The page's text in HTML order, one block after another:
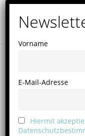
Vorname
E-Mail-Adresse
Hiermit